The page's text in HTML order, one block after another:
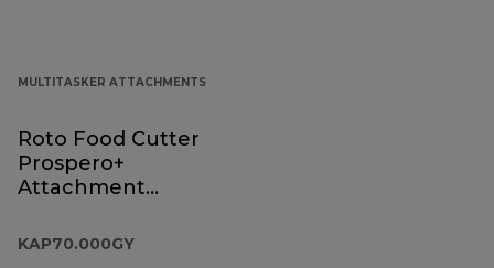
MULTITASKER ATTACHMENTS
Roto Food Cutter
Prospero+
Attachment
KAP70.000GY